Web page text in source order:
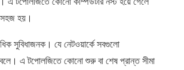
সহজ হয়।
সুবিধাজনক। যে নেটওয়ার্কে সবগুলো
বলে। এ টপোলজিতে কোনো শুরু বা শেষ প্রান্ত সীমা